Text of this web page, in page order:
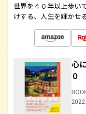
世界を４０年以上歩い
けする、人生を輝かせ
心
０